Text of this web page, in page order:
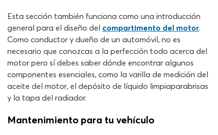
Esta sección también funciona como una introducción
general para el diseño del compartimento del motor.
Como conductor y dueño de un automóvil, no es
necesario que conozcas a la perfección todo acerca del
motor pero sí debes saber dónde encontrar algunos
componentes esenciales, como la varilla de medición del
aceite del motor, el depósito de líquido limpiaparabrisas
y la tapa del radiador.
Mantenimiento para tu vehículo